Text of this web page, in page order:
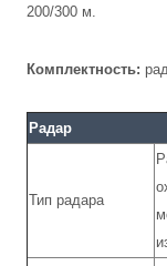
200/300 м.
Комплектность:
Радар
Тип радара